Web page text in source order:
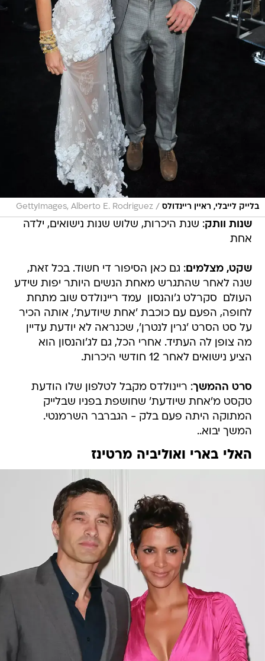
בלייק לייבלי, ראיין ריינדולס GettyImages, Alberto E. Rodriguez
שנות וותק: שנת היכרות, שלוש שנות נישואים, ילדה
אחת
שקט, מצלמים
העולם  סקרלט ג'והנסון  עמד ריינולדס שוב מתחת
לחופה, הפעם עם כוכבת 'אחת שיודעת', אותה הכיר
על סט הסרט 'גרין לנטרן', שכנראה לא יודעת עדיין
מה צופן לה העתיד. אחרי הכל, גם לג'והנסון הוא
הציע נישואים לאחר 12 חודשי היכרות.
סרט ההמשך : ריינולדס מקבל לטלפון שלו הודעת
המתוקה היתה פעם בלק - הגברבר השרמנטי.
המשך יבוא..
האלי בארי ואוליביה מרטינז